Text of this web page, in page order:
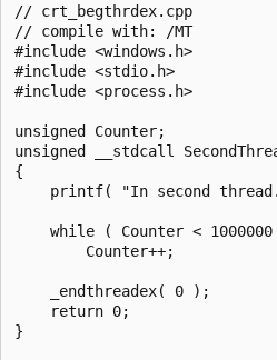
// crt_begthrdex.cpp
// compile with: /MT
#include <windows.h>
#include <stdio.h>
#include <process.h>
unsigned Counter;
unsigned __stdcall
{
printf( "In second
while ( Counter < 1000000
        Counter++;
    _endthreadex( 0 );
    return 0;
}